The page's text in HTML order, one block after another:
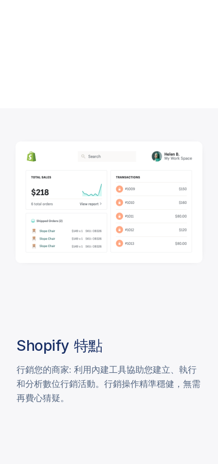
Shopify 特點
行銷您的商家: 利用內建工具協助您建立、執行
和分析數位行銷活動。行銷操作精準穩健，無需
再費心猜疑。